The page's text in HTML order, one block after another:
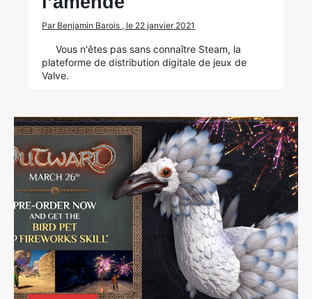
Par Benjamin Barois , le 22 janvier 2021
Vous n'êtes pas sans connaître Steam, la
plateforme de distribution digitale de jeux de
Valve.